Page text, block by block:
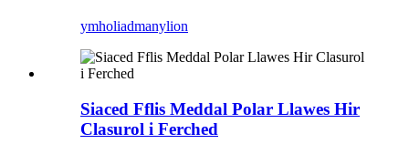
ymholiadmanylion
Siaced Fflis Meddal Polar Llawes Hir
Clasurol i Ferched